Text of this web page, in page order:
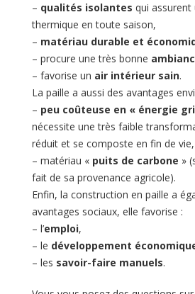
– qualités isolantes qui
thermique en toute saison,
– matériau durable et
– procure une très bonne
– favorise un air intérieur sain.
La paille a aussi des avantages
– peu coûteuse en « énergie
nécessite une très faible
réduit et se composte en fin de vie,
– matériau « puits de carbone »
fait de sa provenance agricole).
Enfin, la construction en paille a
avantages sociaux, elle favorise :
– l’emploi,
– le développement
– les savoir-faire manuels.